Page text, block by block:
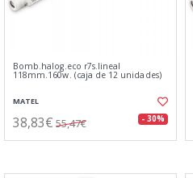
Bomb.halog.eco r7s.lineal
118mm.160w. (caja de 12 unidades)
MATEL
38,83€ 55,47€ - 30%